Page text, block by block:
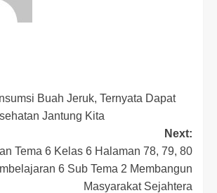
Buah Jeruk, Ternyata Dapat
Jantung Kita
Next:
Tema 6 Kelas 6 Halaman 78, 79, 80
6 Sub Tema 2 Membangun
Masyarakat Sejahtera